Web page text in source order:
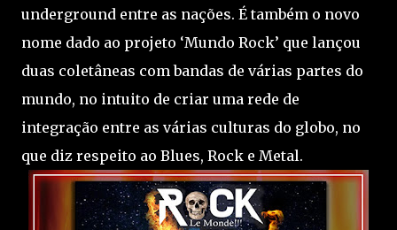
underground entre as nações. É também o novo
nome dado ao projeto ‘Mundo Rock’ que lançou
duas coletâneas com bandas de várias partes do
mundo, no intuito de criar uma rede de
integração entre as várias culturas do globo, no
que diz respeito ao Blues, Rock e Metal.